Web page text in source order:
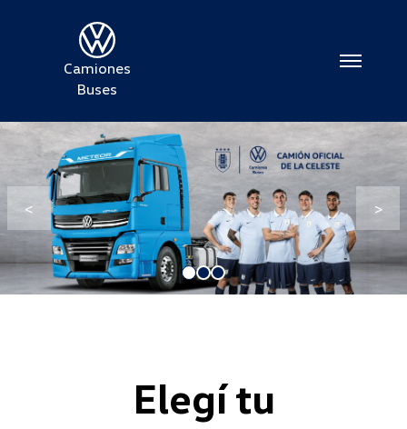
Camiones
Buses
Elegí tu